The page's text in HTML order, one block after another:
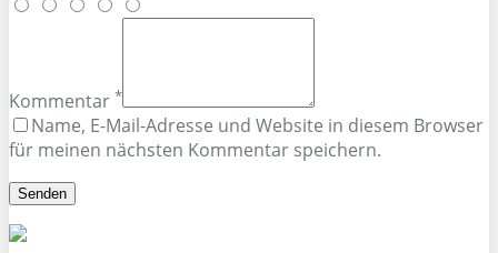
Kommentar *
Name, E-Mail-Adresse und Website in diesem Browser
für meinen nächsten Kommentar speichern.